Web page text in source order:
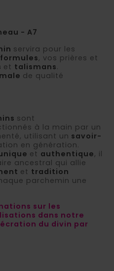
- A7
servira pour les
formules, vos prières et
et talismans.
de qualité
sont
à la main par un
utilisant un savoir-
en génération.
et authentique, il
ancestral qui allie
et tradition
parchemin une
sur les
dans notre
du divin par